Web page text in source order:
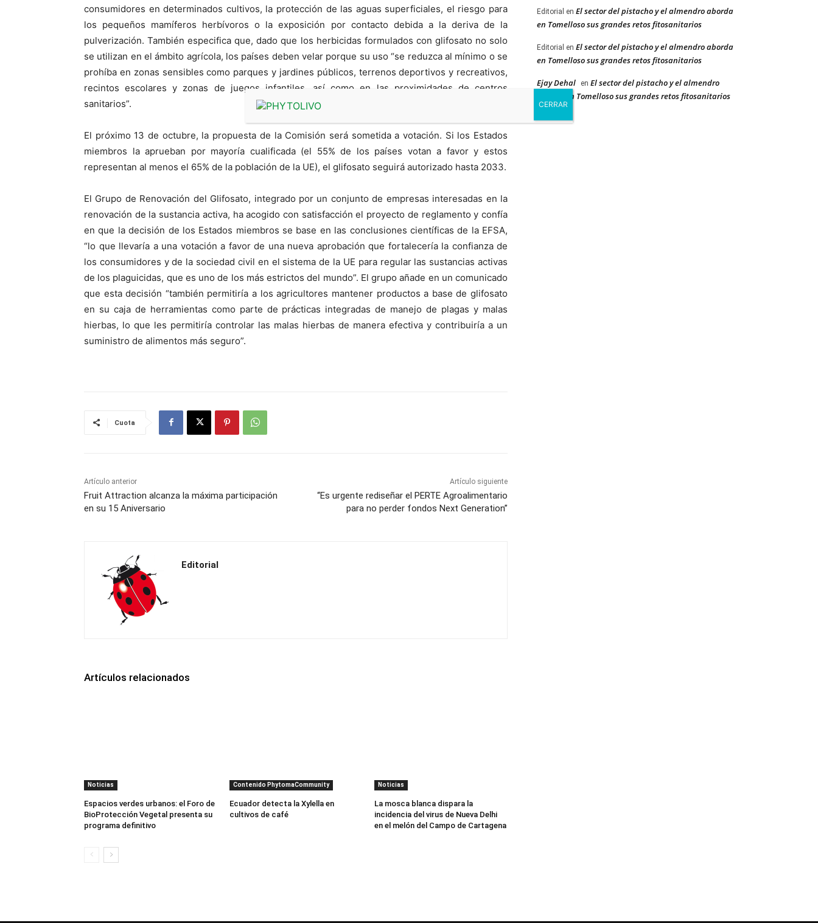
consumidores en determinados cultivos, la protección de las aguas superficiales, el riesgo para
los pequeños mamíferos herbívoros o la exposición por contacto debida a la deriva de la
pulverización. También especifica que, dado que los herbicidas formulados con glifosato no solo
se utilizan en el ámbito agrícola, los países deben velar porque su uso “se reduzca al mínimo o se
prohíba en zonas sensibles como parques y jardines públicos, terrenos deportivos y recreativos,
recintos escolares y zonas de juegos infantiles, así como en las proximidades de centros
sanitarios”.
El próximo 13 de octubre, la propuesta de la Comisión será sometida a votación. Si los Estados
miembros la aprueban por mayoría cualificada (el 55% de los países votan a favor y estos
representan al menos el 65% de la población de la UE), el glifosato seguirá autorizado hasta 2033.
El Grupo de Renovación del Glifosato, integrado por un conjunto de empresas interesadas en la
renovación de la sustancia activa, ha acogido con satisfacción el proyecto de reglamento y confía
en que la decisión de los Estados miembros se base en las conclusiones científicas de la EFSA,
“lo que llevaría a una votación a favor de una nueva aprobación que fortalecería la confianza de
los consumidores y de la sociedad civil en el sistema de la UE para regular las sustancias activas
de los plaguicidas, que es uno de los más estrictos del mundo”. El grupo añade en un comunicado
que esta decisión “también permitiría a los agricultores mantener productos a base de glifosato
en su caja de herramientas como parte de prácticas integradas de manejo de plagas y malas
hierbas, lo que les permitiría controlar las malas hierbas de manera efectiva y contribuiría a un
suministro de alimentos más seguro”.
Cuota
Artículo anterior
Fruit Attraction alcanza la máxima participación
en su 15 Aniversario
Artículo siguiente
“Es urgente rediseñar el PERTE Agroalimentario
para no perder fondos Next Generation”
Editorial
Artículos relacionados
Noticias
Espacios verdes urbanos: el Foro de
BioProtección Vegetal presenta su
programa definitivo
Contenido PhytomaCommunity
Ecuador detecta la Xylella en
cultivos de café
Noticias
La mosca blanca dispara la
incidencia del virus de Nueva Delhi
en el melón del Campo de Cartagena
Editorial en El sector del pistacho y el almendro aborda
en Tomelloso sus grandes retos fitosanitarios
Editorial en El sector del pistacho y el almendro aborda
en Tomelloso sus grandes retos fitosanitarios
Ejay Dehal en El sector del pistacho y el almendro
aborda en Tomelloso sus grandes retos fitosanitarios